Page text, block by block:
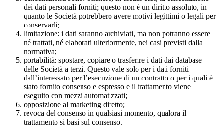
dei dati personali forniti; questo non è un diritto assoluto, in
quanto le Società potrebbero avere motivi legittimi o legali per
conservarli;
limitazione: i dati saranno archiviati, ma non potranno essere
né trattati, né elaborati ulteriormente, nei casi previsti dalla
normativa;
portabilità: spostare, copiare o trasferire i dati dai database
delle Società a terzi. Questo vale solo per i dati forniti
dall’interessato per l’esecuzione di un contratto o per i quali è
stato fornito consenso e espresso e il trattamento viene
eseguito con mezzi automatizzati;
opposizione al marketing diretto;
revoca del consenso in qualsiasi momento, qualora il
trattamento si basi sul consenso.